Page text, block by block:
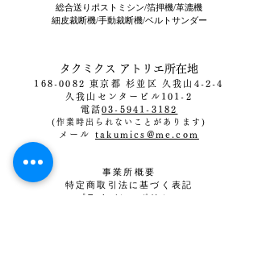
総合送りポストミシン/​箔押機/革漉機
細皮裁断機/手動裁断機/ベルトサンダー
タクミクス アトリエ所在地
168-0082 東京都 杉並区 久我山4-2-4
久我山センタービル101-2
電話03-5941-3182
(作業時出られないことがあります)
メール takumics@me.com
事業所概要
特定商取引法に基づく表記
プライバシーポリシー